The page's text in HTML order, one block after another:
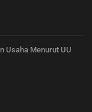
Usaha Menurut UU